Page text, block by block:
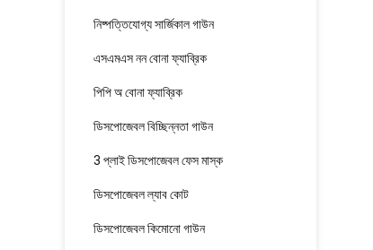
নিষ্পত্তিযোগ্য সার্জিকাল গাউন
এসএমএস নন বোনা ফ্যাব্রিক
পিপি অ বোনা ফ্যাব্রিক
ডিসপোজেবল বিচ্ছিন্নতা গাউন
3 প্লাই ডিসপোজেবল ফেস মাস্ক
ডিসপোজেবল ল্যাব কোট
ডিসপোজেবল কিমোনো গাউন